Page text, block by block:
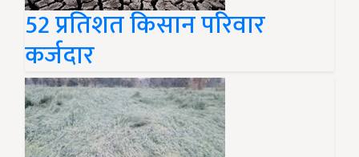
52 प्रतिशत किसान परिवार
कर्जदार